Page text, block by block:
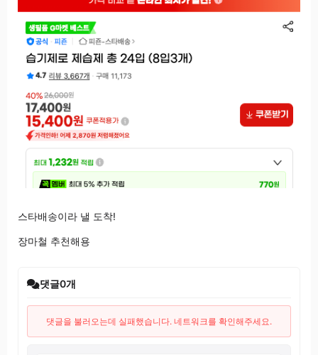
스타배송이라 낼 도착!
장마철 추천해용
댓글0개
댓글을 불러오는데 실패했습니다. 네트워크를 확인해주세요.